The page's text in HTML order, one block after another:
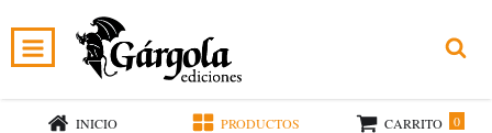
INICIO PRODUCTOS CARRITO 0